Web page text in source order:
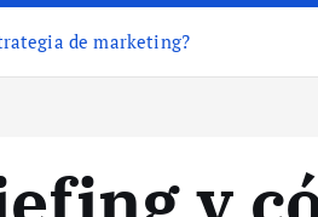
de marketing?